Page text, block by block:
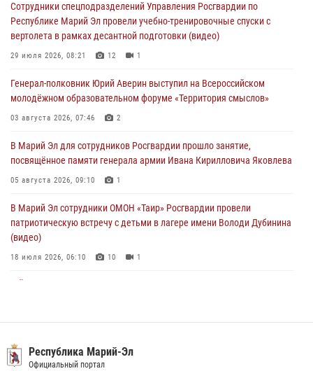
07 августа 2026, 05:43 10
Представитель вневедомственной охраны Управления Росгвардии
по Республике Марий Эл принял участие в учебно-методическом
06 августа 2026, 09:37 10
В Марий Эл сотрудники ЛРР Росгвардии за прошедший месяц
06 августа 2026, 08:00
В Марий Эл сотрудники вневедомственной охраны Росгвардии за
05 августа 2026, 09:44
Сотрудники спецподразделений Управления Росгвардии по
Республике Марий Эл провели учебно-тренировочные спуски с
вертолета в рамках десантной подготовки (видео)
29 июля 2026, 08:21 12 1
Генерал-полковник Юрий Аверин выступил на Всероссийском
молодёжном образовательном форуме «Территория смыслов»
03 августа 2026, 07:46 2
В Марий Эл для сотрудников Росгвардии прошло занятие,
посвящённое памяти генерала армии Ивана Кирилловича Яковлева
05 августа 2026, 09:10 1
В Марий Эл сотрудники ОМОН «Таир» Росгвардии провели
патриотическую встречу с детьми в лагере имени Володи Дубинина
(видео)
18 июля 2026, 06:10 10 1
В Марий Эл сотрудники Росгвардии присоединились к масштабной
донорской акции (видео)
Республика Марий-Эл
Официальный портал